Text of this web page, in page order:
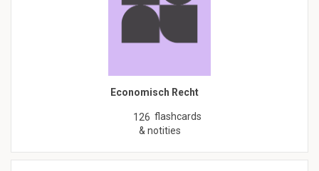
Economisch Recht
126 flashcards
& notities